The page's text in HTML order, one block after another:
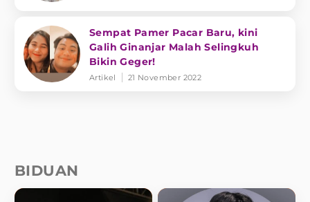
Sempat Pamer Pacar Baru, kini
Galih Ginanjar Malah Selingkuh
Bikin Geger!
Artikel 21 November 2022
BIDUAN